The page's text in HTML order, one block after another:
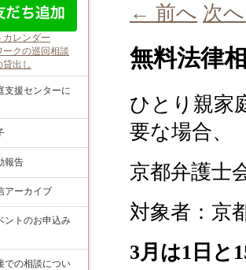
← 前へ 次
無料法律
ひとり親家
要な場合、
京都弁護士
対象者：京
3月は1 日と
支援センターに
報告
アーカイブ
ントのお申込み
での相談につい